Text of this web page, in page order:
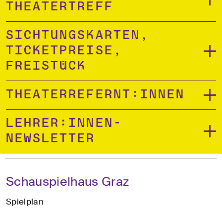
Theatertreff
Sichtungskarten,
Ticketpreise,
Freistück
Theaterrefernt:innen
Lehrer:innen-
Newsletter
Schauspielhaus Graz
Spielplan